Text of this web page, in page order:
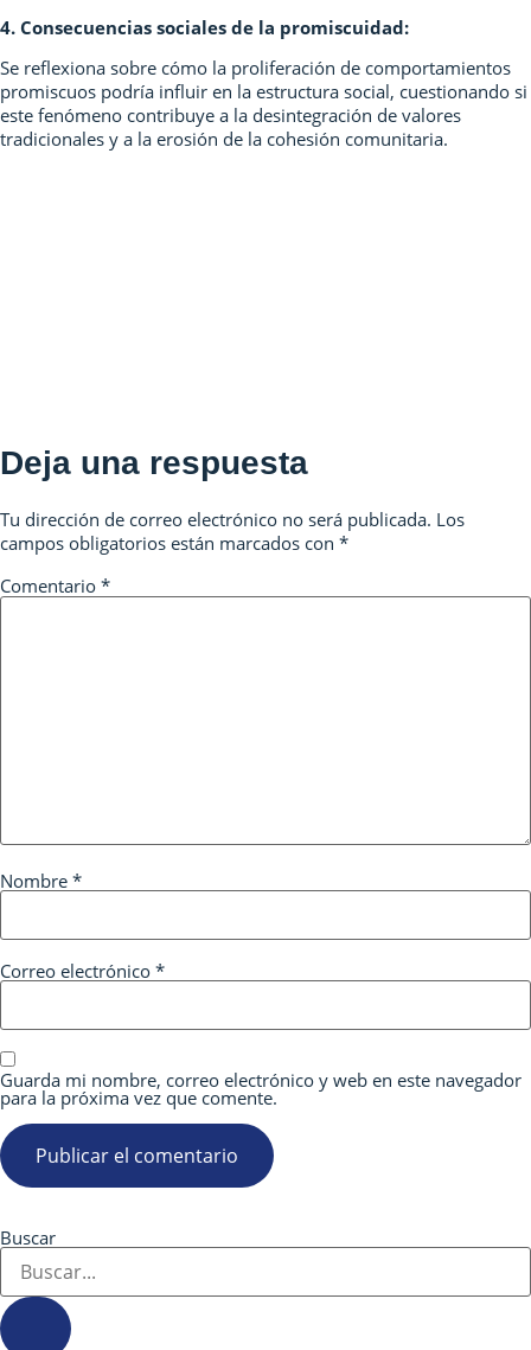
4. Consecuencias sociales de la promiscuidad:
Se reflexiona sobre cómo la proliferación de comportamientos
promiscuos podría influir en la estructura social, cuestionando si
este fenómeno contribuye a la desintegración de valores
tradicionales y a la erosión de la cohesión comunitaria.
Deja una respuesta
Tu dirección de correo electrónico no será publicada. Los
campos obligatorios están marcados con *
Comentario *
Nombre *
Correo electrónico *
Guarda mi nombre, correo electrónico y web en este navegador
para la próxima vez que comente.
Buscar